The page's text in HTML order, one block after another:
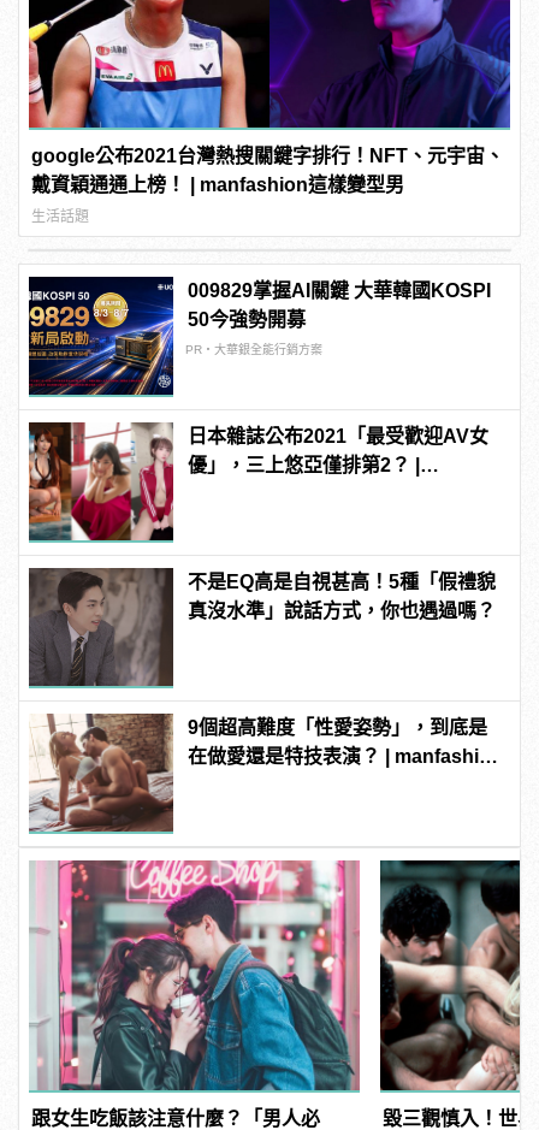
google公布2021台灣熱搜關鍵字排行！NFT、元宇宙、
戴資穎通通上榜！ | manfashion這樣變型男
生活話題
009829掌握AI關鍵 大華韓國KOSPI
50今強勢開募
PR・大華銀全能行銷方案
日本雜誌公布2021「最受歡迎AV女
優」，三上悠亞僅排第2？ |
不是EQ高是自視甚高！5種「假禮貌
真沒水準」說話方式，你也遇過嗎？
9個超高難度「性愛姿勢」，到底是
在做愛還是特技表演？ | manfashion
跟女生吃飯該注意什麼？「男人必
毀三觀慎入！世